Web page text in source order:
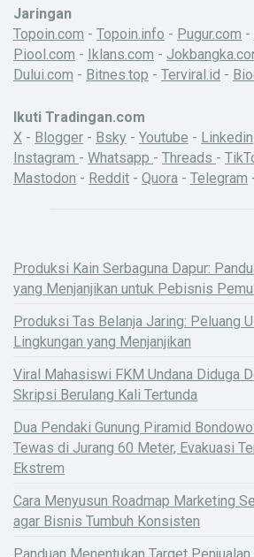
Jaringan
Topoin.com - Topoin.info - Pugur.com -
Piool.com - Iklans.com -
Dului.com - Bitnes.top - Terviral.id -
Ikuti Tradingan.com
X - Blogger - Bsky - Youtube - Linkedin
Instagram - Whatsapp - Threads -
Mastodon - Reddit - Quora - Telegram
Produksi Kain Serbaguna Dapur:
yang Menjanjikan untuk Pebisnis
Produksi Tas Belanja Jaring: Peluang
Lingkungan yang Menjanjikan
Viral Mahasiswi FKM Undana Diduga
Skripsi Berulang Kali Tertunda
Dua Pendaki Gunung Piramid
Tewas di Jurang 60 Meter, Evakuasi
Ekstrem
Cara Menyusun Roadmap Marketing
agar Bisnis Tumbuh Konsisten